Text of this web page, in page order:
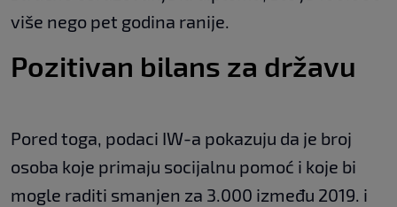
više nego pet godina ranije.
Pozitivan bilans za državu
Pored toga, podaci IW-a pokazuju da je broj
osoba koje primaju socijalnu pomoć i koje bi
mogle raditi smanjen za 3.000 između 2019. i